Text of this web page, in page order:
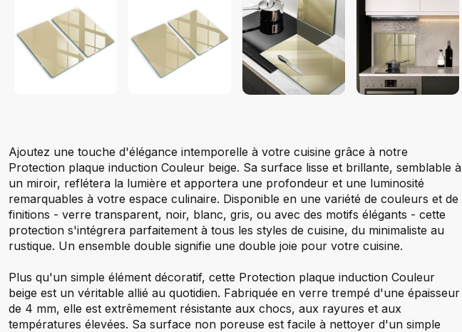
Ajoutez une touche d'élégance intemporelle à votre cuisine grâce à notre
Protection plaque induction Couleur beige. Sa surface lisse et brillante, semblable à
un miroir, reflétera la lumière et apportera une profondeur et une luminosité
remarquables à votre espace culinaire. Disponible en une variété de couleurs et de
finitions - verre transparent, noir, blanc, gris, ou avec des motifs élégants - cette
protection s'intégrera parfaitement à tous les styles de cuisine, du minimaliste au
rustique. Un ensemble double signifie une double joie pour votre cuisine.
Plus qu'un simple élément décoratif, cette Protection plaque induction Couleur
beige est un véritable allié au quotidien. Fabriquée en verre trempé d'une épaisseur
de 4 mm, elle est extrêmement résistante aux chocs, aux rayures et aux
températures élevées. Sa surface non poreuse est facile à nettoyer d'un simple